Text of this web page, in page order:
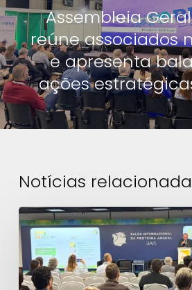
Assembleia
reúne associados
e apresenta
ações
Notícias
12º
Diálogo
Técnico
debate